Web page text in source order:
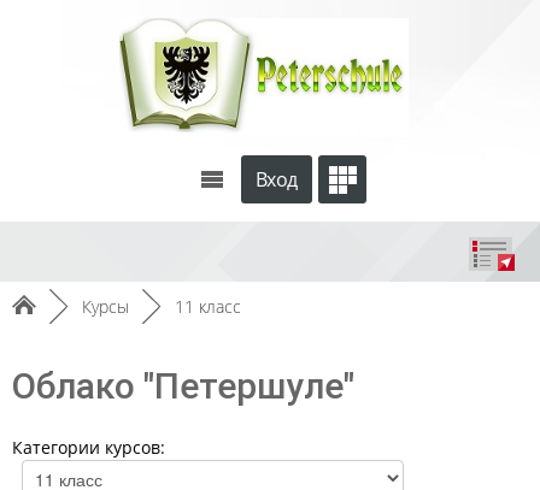
Вход
► Курсы ► 11 класс
Облако "Петершуле"
Категории курсов: